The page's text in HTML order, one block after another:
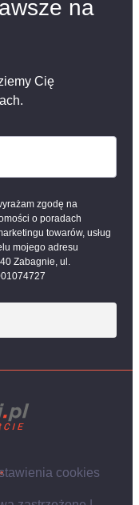
na
Cię
zgodę na
o poradach
towarów, usług
mojego adresu
Zabagnie, ul.
cookies